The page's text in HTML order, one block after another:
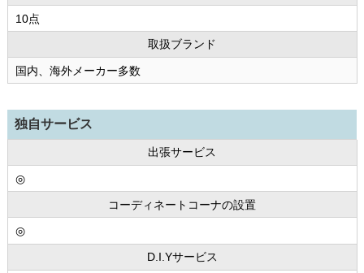
10点
取扱ブランド
国内、海外メーカー多数
独自サービス
出張サービス
◎
コーディネートコーナの設置
◎
D.I.Yサービス